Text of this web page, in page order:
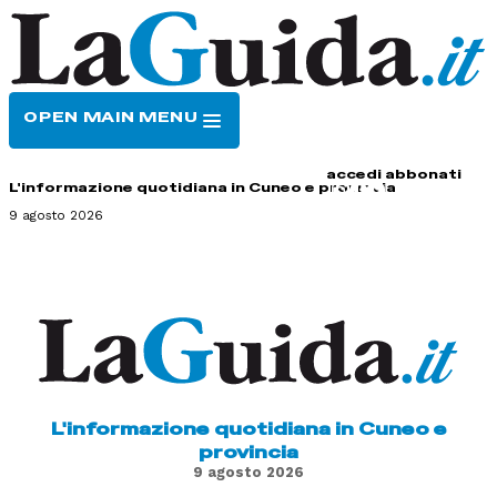
OPEN MAIN MENU
accedi abbonati
L'informazione quotidiana in Cuneo e provincia
9 agosto 2026
L'informazione quotidiana in Cuneo e
provincia
9 agosto 2026